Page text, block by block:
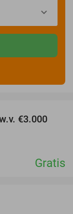
€3.000
Gratis